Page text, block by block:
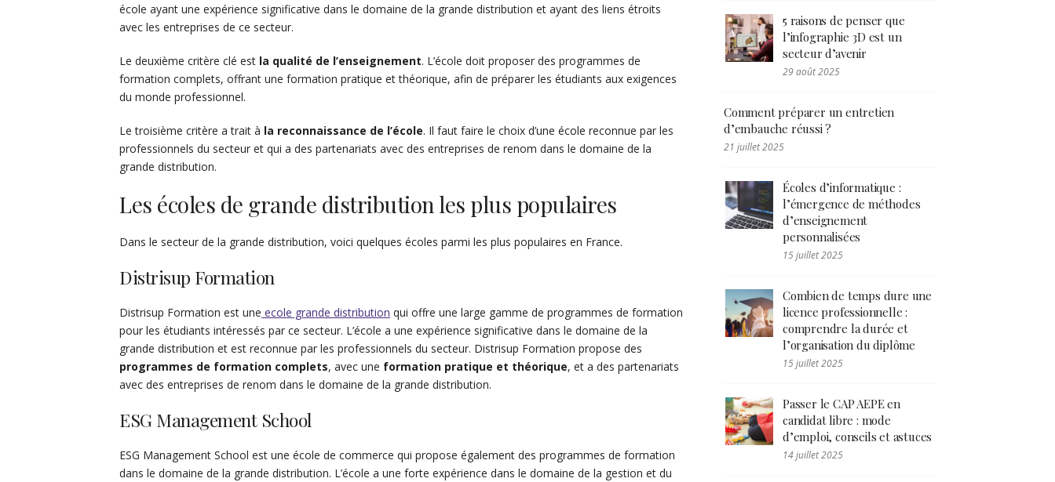
école ayant une expérience significative dans le domaine de la grande distribution et ayant des liens étroits
avec les entreprises de ce secteur.
Le deuxième critère clé est la qualité de l’enseignement. L’école doit proposer des programmes de
formation complets, offrant une formation pratique et théorique, afin de préparer les étudiants aux exigences
du monde professionnel.
Le troisième critère a trait à la reconnaissance de l’école. Il faut faire le choix d’une école reconnue par les
professionnels du secteur et qui a des partenariats avec des entreprises de renom dans le domaine de la
grande distribution.
Les écoles de grande distribution les plus populaires
Dans le secteur de la grande distribution, voici quelques écoles parmi les plus populaires en France.
Distrisup Formation
Distrisup Formation est une ecole grande distribution qui offre une large gamme de programmes de formation
pour les étudiants intéressés par ce secteur. L’école a une expérience significative dans le domaine de la
grande distribution et est reconnue par les professionnels du secteur. Distrisup Formation propose des
programmes de formation complets, avec une formation pratique et théorique, et a des partenariats
avec des entreprises de renom dans le domaine de la grande distribution.
ESG Management School
ESG Management School est une école de commerce qui propose également des programmes de formation
dans le domaine de la grande distribution. L’école a une forte expérience dans le domaine de la gestion et du
5 raisons de penser que
l’infographie 3D est un
secteur d’avenir
29 août 2025
Comment préparer un entretien
d’embauche réussi ?
21 juillet 2025
Écoles d’informatique :
l’émergence de méthodes
d’enseignement
personnalisées
15 juillet 2025
Combien de temps dure une
licence professionnelle :
comprendre la durée et
l’organisation du diplôme
15 juillet 2025
Passer le CAP AEPE en
candidat libre : mode
d’emploi, conseils et astuces
14 juillet 2025